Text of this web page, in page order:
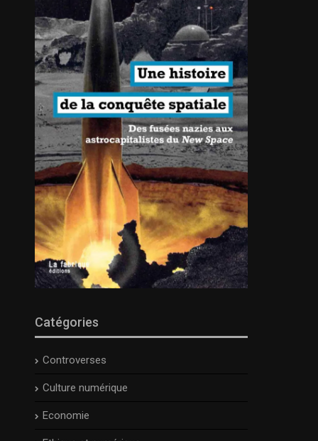
Catégories
Controverses
Culture numérique
Economie